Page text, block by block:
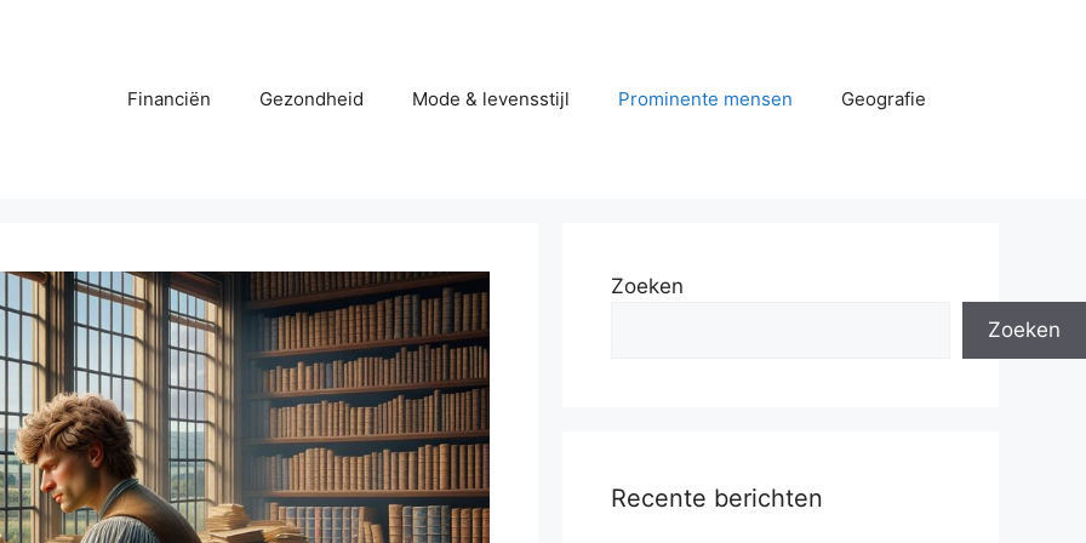
Financiën Gezondheid Mode & levensstijl Prominente mensen Geografie
Zoeken
Zoeken
Recente berichten